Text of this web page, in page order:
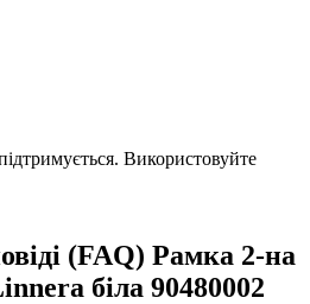
Використовуйте
(FAQ) Рамка 2-на
бiла 90480002